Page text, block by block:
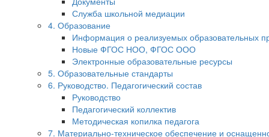
Служба школьной медиации
4. Образование
Информация о реализуемых образовательных
Новые ФГОС НОО, ФГОС ООО
Электронные образовательные ресурсы
5. Образовательные стандарты
6. Руководство. Педагогический состав
Руководство
Педагогический коллектив
Методическая копилка педагога
7. Материально-техническое обеспечение и